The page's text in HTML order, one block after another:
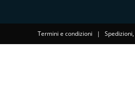
Termini e condizioni |